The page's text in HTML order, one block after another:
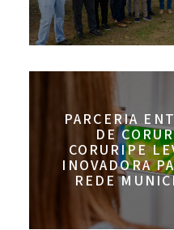
PARCERIA
DE
CORURIPE
INOVADORA
REDE